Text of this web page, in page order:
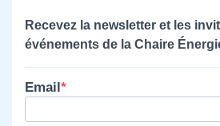
Recevez la newsletter et les
événements de la Chaire
Email